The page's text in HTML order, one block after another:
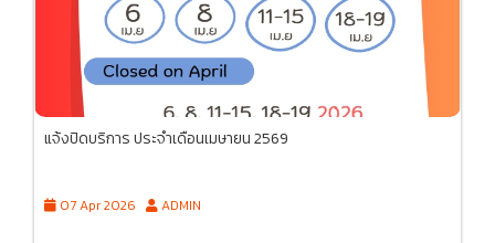
แจ้งปิดบริการ ประจำเดือนเมษายน 2569
07 Apr 2026 ADMIN